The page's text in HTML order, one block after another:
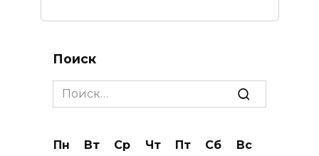
Поиск
Search
for:
Пн Вт Ср Чт Пт Сб
Вс